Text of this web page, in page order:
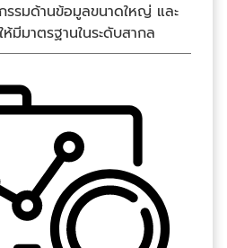
รรมด้านข้อมูลขนาดใหญ่ และ
มีมาตรฐานในระดับสากล